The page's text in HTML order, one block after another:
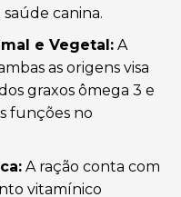
saúde canina.
e Vegetal:A
as origens visa
graxos ômega 3 e
funções no
A ração conta com
vitamínico